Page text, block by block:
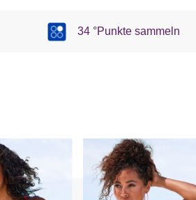
34 °Punkte sammeln